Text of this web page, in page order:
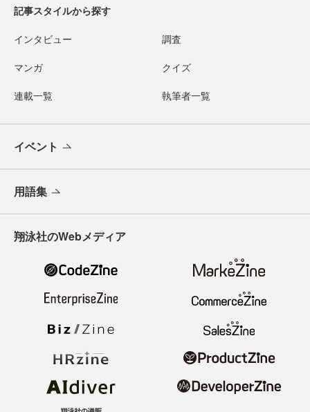
記事スタイルから探す
インタビュー 調査
マンガ クイズ
連載一覧 執筆者一覧
イベント
用語集
翔泳社のWebメディア